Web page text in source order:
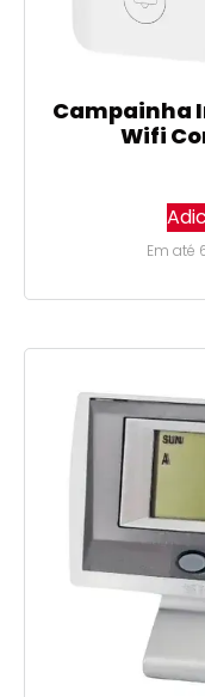
Campainha
Wifi
Em até